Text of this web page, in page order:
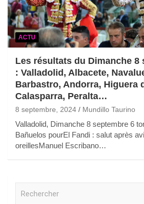
ACTU
Les résultats du Dimanche 8
: Valladolid, Albacete,
Barbastro, Andorra, Higuera
Calasparra, Peralta…
8 septembre, 2024 Mundillo Taurino
Valladolid, Dimanche 8 septembre 6
Bañuelos pourEl Fandi : salut après
oreillesManuel Escribano…